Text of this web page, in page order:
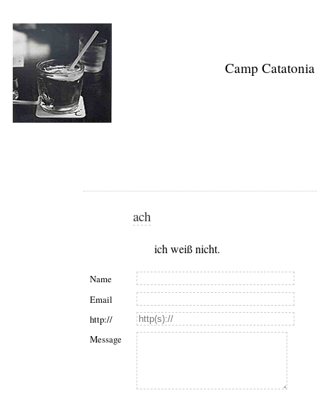
Camp Catatonia
ach
ich weiß nicht.
Name
Email
http://
Message